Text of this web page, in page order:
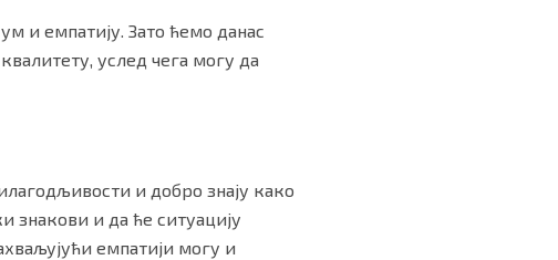
и емпатију. Зато ћемо данас
услед чега могу да
и добро знају како
знакови и да ће ситуацију
емпатији могу и